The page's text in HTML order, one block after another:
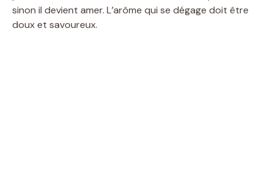
o
sinon il devient amer. L’arôme qui se dégage doit être
doux et savoureux.